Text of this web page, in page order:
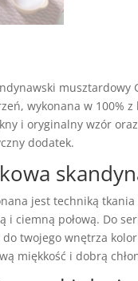
wykonana w 100%
i oryginalny wzór
dodatek.
jest techniką
i ciemną połową. Do
twojego wnętrza
miękkość i dobrą